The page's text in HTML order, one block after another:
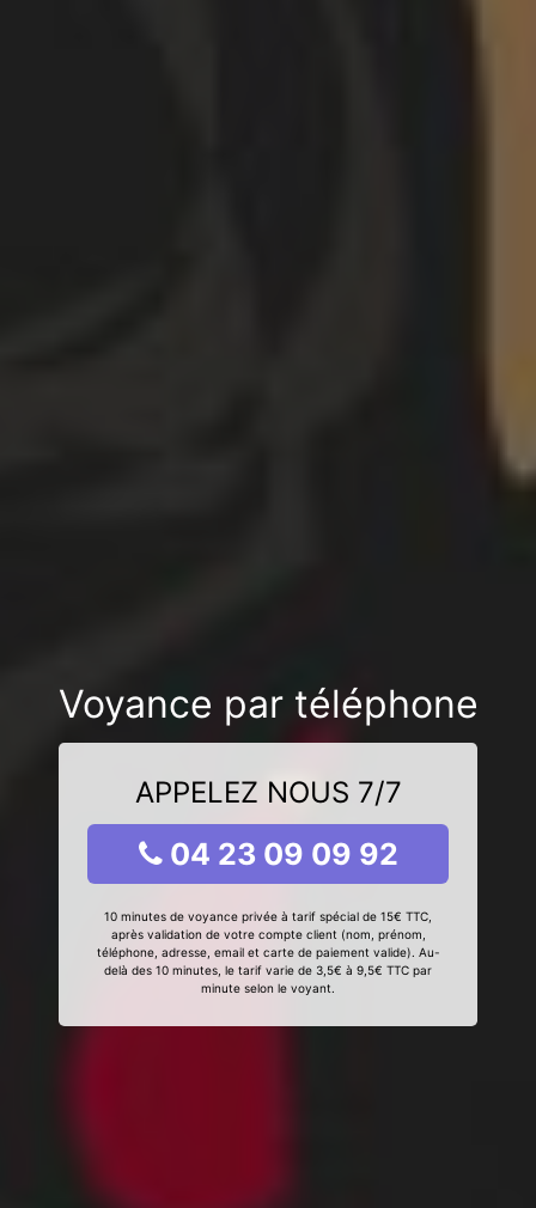
Voyance par téléphone
APPELEZ NOUS 7/7
04 23 09 09 92
10 minutes de voyance privée à tarif spécial de 15€ TTC,
après validation de votre compte client (nom, prénom,
téléphone, adresse, email et carte de paiement valide). Au-
delà des 10 minutes, le tarif varie de 3,5€ à 9,5€ TTC par
minute selon le voyant.